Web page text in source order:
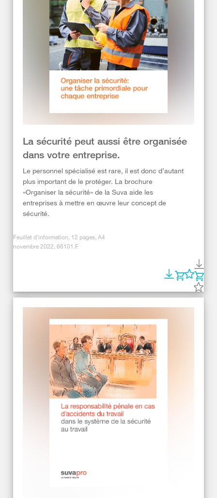
La sécurité peut aussi être organisée
dans votre entreprise.
Le personnel spécialisé est rare, il est donc d’autant
plus important de le protéger. La brochure
«Organiser la sécurité» de la Suva aide les
entreprises à mettre en œuvre leur concept de
sécurité.
Feuillet d'information, 12 pages, A4
novembre 2022, 66101.F